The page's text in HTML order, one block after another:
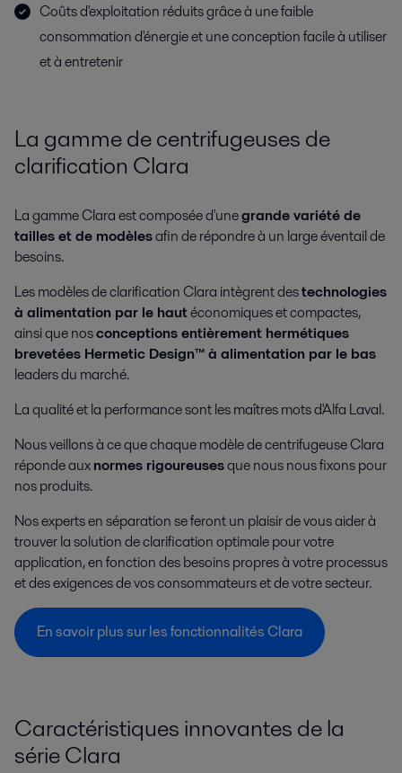
Coûts d'exploitation réduits grâce à une faible
consommation d'énergie et une conception facile à utiliser
et à entretenir
La gamme de centrifugeuses de
clarification Clara
La gamme Clara est composée d'unegrande variété de
tailles et de modèlesafin de répondre à un large éventail de
besoins.
Les modèles de clarification Clara intègrent destechnologies
à alimentation par le hautéconomiques et compactes,
ainsi que nosconceptions entièrement hermétiques
brevetées Hermetic Design™ à alimentation par le bas
leaders du marché.
La qualité et la performance sont les maîtres mots d'Alfa Laval.
Nous veillons à ce que chaque modèle de centrifugeuse Clara
réponde auxnormes rigoureusesque nous nous fixons pour
nos produits.
Nos experts en séparation se feront un plaisir de vous aider à
trouver la solution de clarification optimale pour votre
application, en fonction des besoins propres à votre processus
et des exigences de vos consommateurs et de votre secteur.
En savoir plus sur les fonctionnalités Clara
Caractéristiques innovantes de la
série Clara